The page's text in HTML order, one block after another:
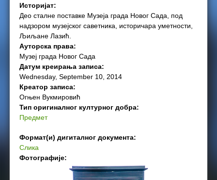
Историјат:
Део сталне поставке Музеја града Новог Сада, под
надзором музејског саветника, историчара уметности,
Љиљане Лазић.
Ауторска права:
Музеј града Новог Сада
Датум креирања записа:
Wednesday, September 10, 2014
Креатор записа:
Огњен Вукмировић
Тип оригиналног културног добра:
Предмет
Формат(и) дигиталног документа:
Слика
Фотографије: